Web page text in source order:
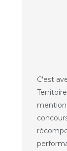
C'est
mention